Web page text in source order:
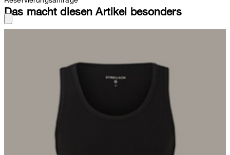
Das macht diesen Artikel besonders